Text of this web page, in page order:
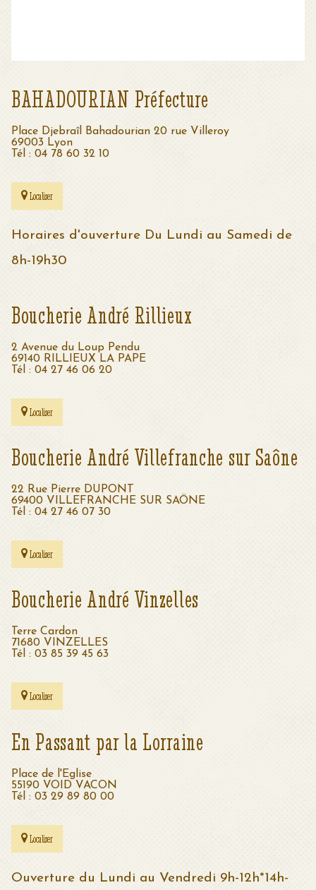
BAHADOURIAN Préfecture
Place Djebraîl Bahadourian 20 rue Villeroy
69003 Lyon
Tél : 04 78 60 32 10
Localiser
Horaires d'ouverture Du Lundi au Samedi de
8h-19h30
Boucherie André Rillieux
2 Avenue du Loup Pendu
69140 RILLIEUX LA PAPE
Tél : 04 27 46 06 20
Localiser
Boucherie André Villefranche sur Saône
22 Rue Pierre DUPONT
69400 VILLEFRANCHE SUR SAÖNE
Tél : 04 27 46 07 30
Localiser
Boucherie André Vinzelles
Terre Cardon
71680 VINZELLES
Tél : 03 85 39 45 63
Localiser
En Passant par la Lorraine
Place de l'Eglise
55190 VOID VACON
Tél : 03 29 89 80 00
Localiser
Ouverture du Lundi au Vendredi 9h-12h*14h-